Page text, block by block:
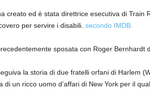
creato ed è stata direttrice esecutiva di Train
per servire i disabili. secondo IMDB.
sposata con Roger Bernhardt
la storia di due fratelli orfani di Harlem
di un ricco uomo d’affari di New York per il